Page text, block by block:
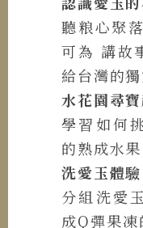
聽粮心聚
可為 講故
給台灣的獨
水花園尋
學習如何
的熟成水果
洗愛玉體驗
分組洗愛
成Q彈果